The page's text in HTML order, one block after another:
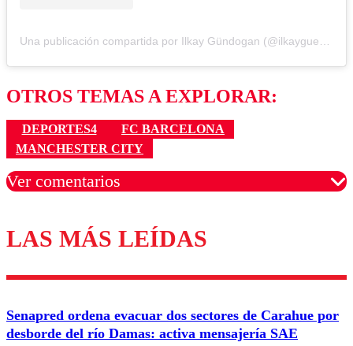
OTROS TEMAS A EXPLORAR:
DEPORTES4
FC BARCELONA
MANCHESTER CITY
Ver comentarios
Los comentarios son moderados para garantizar un
diálogo respetuoso.
Correo
LAS MÁS LEÍDAS
Senapred ordena evacuar dos sectores de Carahue por
desborde del río Damas: activa mensajería SAE